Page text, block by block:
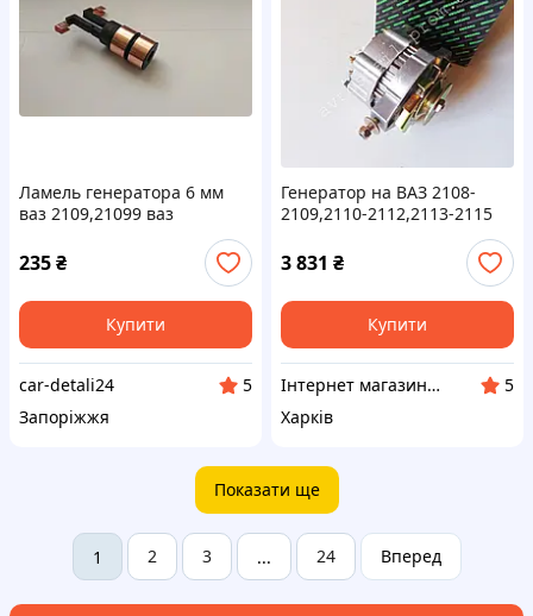
Ламель генератора 6 мм
ваз 2109,21099 ваз
2110,2111,2112 ваз
2170,2171,2172 ваз
1117,1118,1119
235₴
Купити
car-detali24
5
Запоріжжя
Генератор на ВАЗ 2108-
2109,2110-2112,2113-2115
3 831 ₴
Купити
Інтернет магазин автозапчастин Autostyle
5
Харків
Показати ще
1 2 3 ... 24 Вперед